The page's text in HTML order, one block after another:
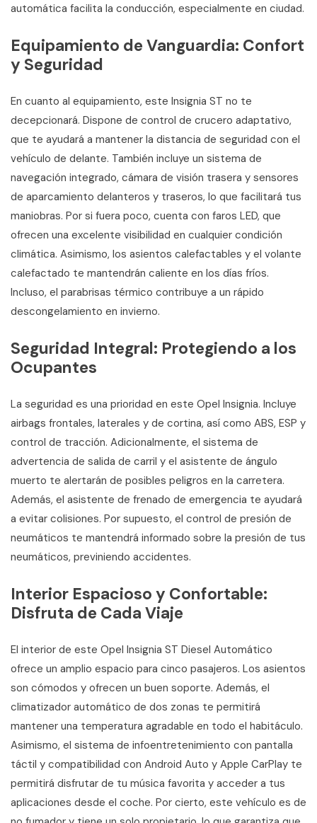
automática facilita la conducción, especialmente en ciudad.
Equipamiento de Vanguardia: Confort
y Seguridad
En cuanto al equipamiento, este Insignia ST no te
decepcionará. Dispone de control de crucero adaptativo,
que te ayudará a mantener la distancia de seguridad con el
vehículo de delante. También incluye un sistema de
navegación integrado, cámara de visión trasera y sensores
de aparcamiento delanteros y traseros, lo que facilitará tus
maniobras. Por si fuera poco, cuenta con faros LED, que
ofrecen una excelente visibilidad en cualquier condición
climática. Asimismo, los asientos calefactables y el volante
calefactado te mantendrán caliente en los días fríos.
Incluso, el parabrisas térmico contribuye a un rápido
descongelamiento en invierno.
Seguridad Integral: Protegiendo a los
Ocupantes
La seguridad es una prioridad en este Opel Insignia. Incluye
airbags frontales, laterales y de cortina, así como ABS, ESP y
control de tracción. Adicionalmente, el sistema de
advertencia de salida de carril y el asistente de ángulo
muerto te alertarán de posibles peligros en la carretera.
Además, el asistente de frenado de emergencia te ayudará
a evitar colisiones. Por supuesto, el control de presión de
neumáticos te mantendrá informado sobre la presión de tus
neumáticos, previniendo accidentes.
Interior Espacioso y Confortable:
Disfruta de Cada Viaje
El interior de este Opel Insignia ST Diesel Automático
ofrece un amplio espacio para cinco pasajeros. Los asientos
son cómodos y ofrecen un buen soporte. Además, el
climatizador automático de dos zonas te permitirá
mantener una temperatura agradable en todo el habitáculo.
Asimismo, el sistema de infoentretenimiento con pantalla
táctil y compatibilidad con Android Auto y Apple CarPlay te
permitirá disfrutar de tu música favorita y acceder a tus
aplicaciones desde el coche. Por cierto, este vehículo es de